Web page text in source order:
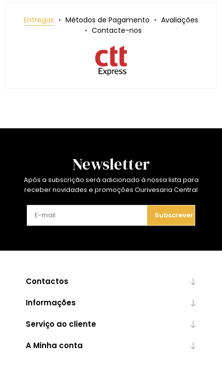
Entregas Métodos de Pagamento
Avaliações
Contacte-nos
Newsletter
Após a subscrição será adicionado à nossa lista para
receber novidades e promoções Ourivesaria Central
Subscrever
Contactos
Informações
Serviço ao cliente
A Minha conta